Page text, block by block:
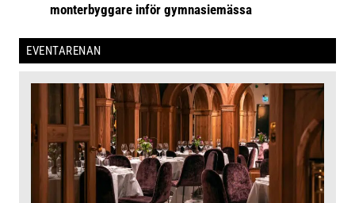
monterbyggare inför gymnasiemässa
EVENTARENAN